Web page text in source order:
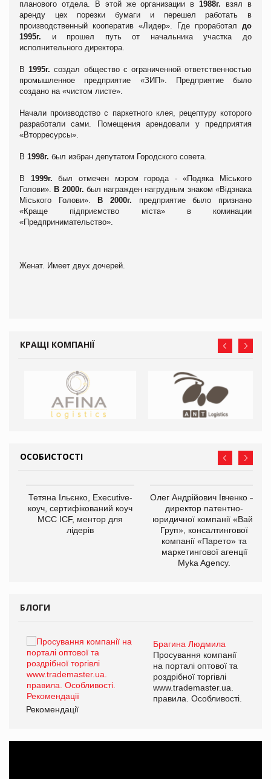
планового отдела. В этой же организации в 1988г.
взял в
аренду цех порезки бумаги и перешел работать в
производственный кооператив «Лидер» . Где проработал до
1995г. и прошел путь от начальника участка до
исполнительного директора.
В 1995г. создал общество с ограниченной ответственностью
промышленное предприятие «ЗИП».
Предприятие было
создано на «чистом листе».
Начали производство с паркетного клея, рецептуру которого
разработали сами. Помещения арендовали у предприятия
«Вторресурсы».
В 1998г. был избран депутатом Городского совета.
В 1999г. был отмечен мэром города - «Подяка Мiського
Голови».В 2000г. был награжден нагрудным знаком «Вiдзнака
Мiського Голови».В2000г. предприятие было признано
«Краще пiдприємство мiста» в коминации
«Предпринимательство».
Женат. Имеет двух дочерей.
КРАЩІ КОМПАНІЇ
ОСОБИСТОСТІ
Тетяна Ільєнко, Executive-
коуч, сертифікований коуч
МСС ICF, ментор для
лідерів
Олег Андрійович Івченко —
директор патентно-
юридичної компанії «Вайз
Груп», консалтингової
компанії «Парето» та
маркетингової агенції
Myka Agency.
БЛОГИ
Брагина Людмила
Просування компанії
на порталі оптової та
роздрібної торгівлі
www.trademaster.ua.
правила. Особливості.
Рекомендації